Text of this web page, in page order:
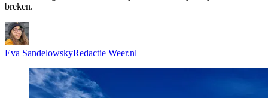
breken.
Eva SandelowskyRedactie Weer.nl